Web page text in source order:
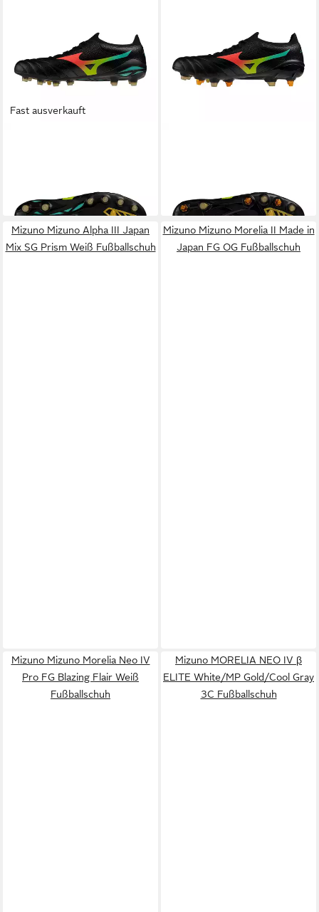
Fast ausverkauft
Mizuno Mizuno Alpha III Japan
Mix SG Prism Weiß Fußballschuh
Mizuno Mizuno Morelia II Made in
Japan FG OG Fußballschuh
Mizuno Mizuno Morelia Neo IV
Pro FG Blazing Flair Weiß
Fußballschuh
Mizuno MORELIA NEO IV β
ELITE White/MP Gold/Cool Gray
3C Fußballschuh